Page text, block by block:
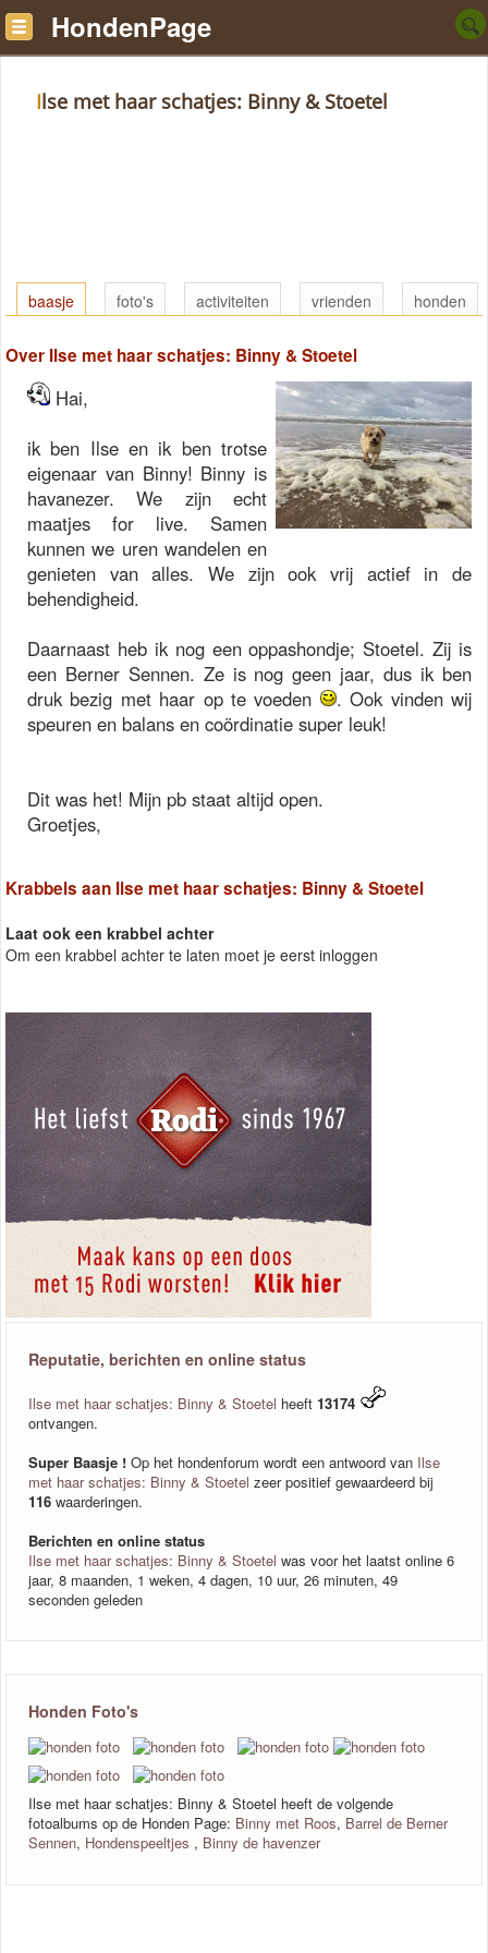
HondenPage
Ilse met haar schatjes: Binny & Stoetel
baasje foto's activiteiten vrienden honden
Over Ilse met haar schatjes: Binny & Stoetel
Hai,
ik ben Ilse en ik ben trotse
eigenaar van Binny! Binny is
havanezer. We zijn echt
maatjes for live. Samen
kunnen we uren wandelen en
genieten van alles. We zijn ook vrij actief in de
behendigheid.
Daarnaast heb ik nog een oppashondje; Stoetel. Zij is
een Berner Sennen. Ze is nog geen jaar, dus ik ben
druk bezig met haar op te voeden
. Ook vinden wij
speuren en balans en coördinatie super leuk!
Dit was het! Mijn pb staat altijd open.
Groetjes,
Krabbels aan Ilse met haar schatjes: Binny & Stoetel
Laat ook een krabbel achter
Om een krabbel achter te laten moet je eerst inloggen
Reputatie, berichten en online status
Ilse met haar schatjes: Binny & Stoetel heeft 13174
ontvangen.
Super Baasje ! Op het hondenforum wordt een antwoord van Ilse
met haar schatjes: Binny & Stoetel zeer positief gewaardeerd bij
116 waarderingen.
Berichten en online status
Ilse met haar schatjes: Binny & Stoetel was voor het laatst online 6
jaar, 8 maanden, 1 weken, 4 dagen, 10 uur, 26 minuten, 49
seconden geleden
Honden Foto's
Ilse met haar schatjes: Binny & Stoetel heeft de volgende
fotoalbums op de Honden Page: Binny met Roos, Barrel de Berner
Sennen, Hondenspeeltjes , Binny de havenzer